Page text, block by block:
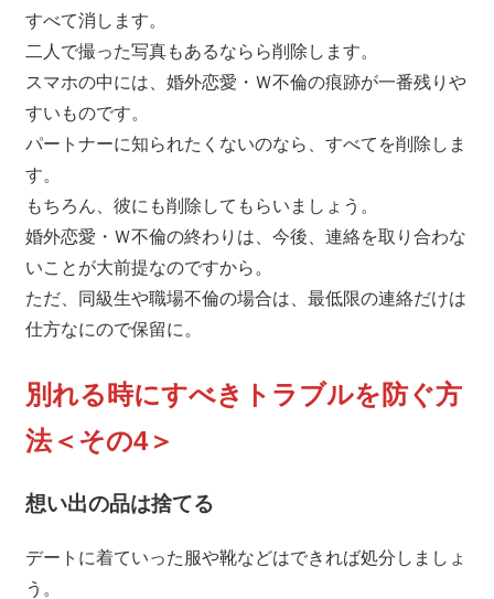
すべて消します。
二人で撮った写真もあるならら削除します。
スマホの中には、婚外恋愛・Ｗ不倫の痕跡が一番残りや
すいものです。
パートナーに知られたくないのなら、すべてを削除しま
す。
もちろん、彼にも削除してもらいましょう。
婚外恋愛・Ｗ不倫の終わりは、今後、連絡を取り合わな
いことが大前提なのですから。
ただ、同級生や職場不倫の場合は、最低限の連絡だけは
仕方なにので保留に。
別れる時にすべきトラブルを防ぐ方
法＜その4＞
想い出の品は捨てる
デートに着ていった服や靴などはできれば処分しましょ
う。